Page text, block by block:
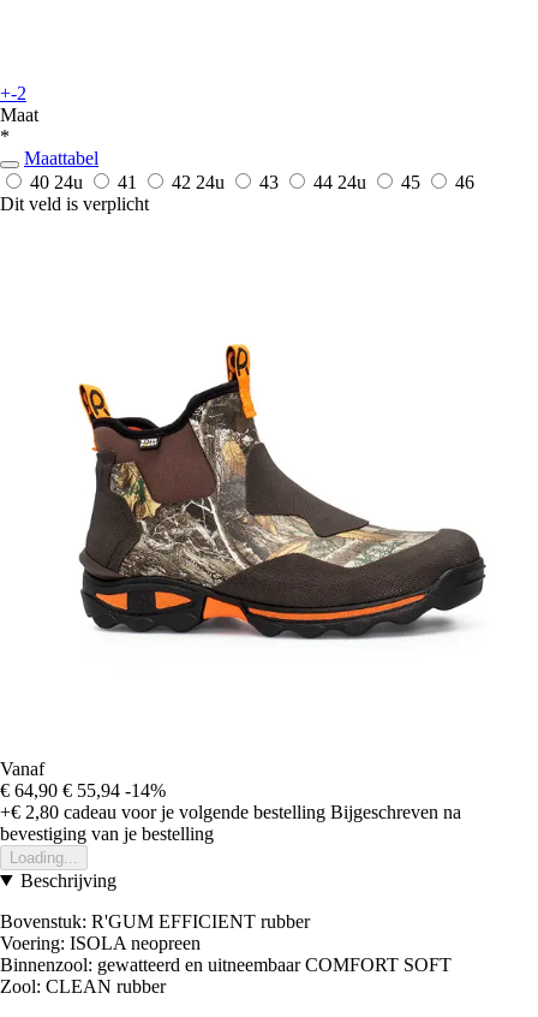
+-2
Maat
*
Maattabel
40 24u 41 42 24u 43 44 24u 45
46
Dit veld is verplicht
Vanaf
€ 64,90 € 55,94 -14%
+€ 2,80 cadeau voor je volgende bestelling Bijgeschreven na
bevestiging van je bestelling
Loading...
Beschrijving
Bovenstuk: R'GUM EFFICIENT rubber
Voering: ISOLA neopreen
Binnenzool: gewatteerd en uitneembaar COMFORT SOFT
Zool: CLEAN rubber